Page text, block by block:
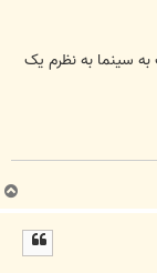
به سینما به نظرم یک
ب
ا